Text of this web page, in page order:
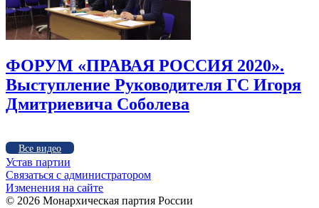
ФОРУМ «ПРАВАЯ РОССИЯ 2020».
Выступление Руководителя ГС Игоря
Дмитриевича Соболева
Все видео
Устав партии
Связаться с администратором
Изменения на сайте
© 2026 Монархическая партия России